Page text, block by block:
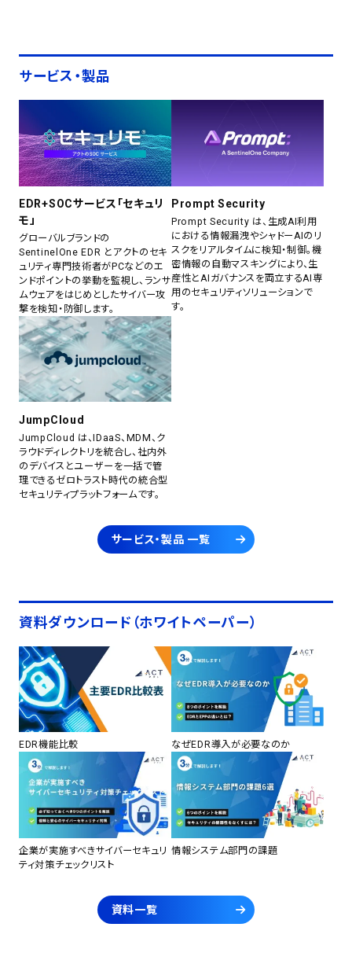
サービス・製品
EDR+SOCサービス「セキュリ
モ」
グローバルブランドの
SentinelOne EDR とアクトのセキ
ュリティ専門技術者がPCなどのエ
ンドポイントの挙動を監視し、ランサ
ムウェアをはじめとしたサイバー攻
撃を検知・防御します。
Prompt Security
Prompt Security は、生成AI利用
における情報漏洩やシャドーAIのリ
スクをリアルタイムに検知・制御。機
密情報の自動マスキングにより、生
産性とAIガバナンスを両立するAI専
用のセキュリティソリューションで
す。
JumpCloud
JumpCloud は、IDaaS、MDM、ク
ラウドディレクトリを統合し、社内外
のデバイスとユーザーを一括で管
理できるゼロトラスト時代の統合型
セキュリティプラットフォームです。
サービス・製品 一覧
資料ダウンロード（ホワイトペーパー）
EDR機能比較 なぜEDR導入が必要なのか
企業が実施すべきサイバーセキュリ
ティ対策チェックリスト
情報システム部門の課題
資料一覧